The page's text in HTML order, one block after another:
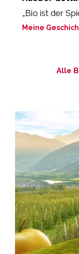
„Bio ist der
Meine
Alle